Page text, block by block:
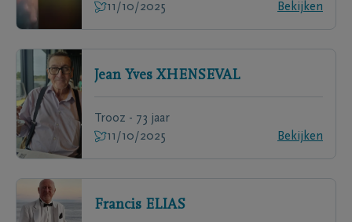
11/10/2025
Bekijken
Jean Yves XHENSEVAL
Trooz - 73 jaar
11/10/2025
Bekijken
Francis ELIAS